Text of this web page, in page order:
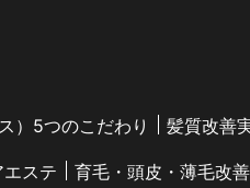
）5つのこだわり 髪質改善
ステ 育毛・頭皮・薄毛改善